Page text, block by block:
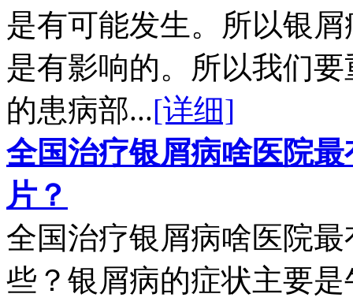
是有可能发生。所以银
是有影响的。所以我们
的患病部...[详细]
全国治疗银屑病啥医院
片？
全国治疗银屑病啥医院
些？银屑病的症状主要